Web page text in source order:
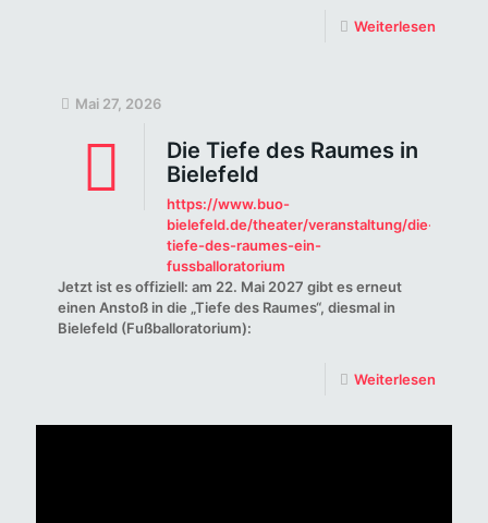
Weiterlesen
Mai 27, 2026
Die Tiefe des Raumes in
Bielefeld
https://www.buo-
bielefeld.de/theater/veranstaltung/die-
tiefe-des-raumes-ein-
fussballoratorium
Jetzt ist es offiziell: am 22. Mai 2027 gibt es erneut
einen Anstoß in die „Tiefe des Raumes“, diesmal in
Bielefeld (Fußballoratorium):
Weiterlesen